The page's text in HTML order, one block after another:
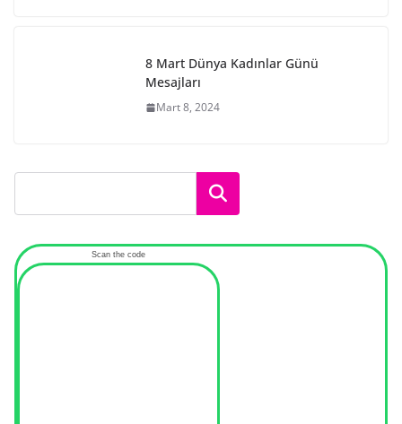
8 Mart Dünya Kadınlar Günü
Mesajları
Mart 8, 2024
Ara
Scan the code